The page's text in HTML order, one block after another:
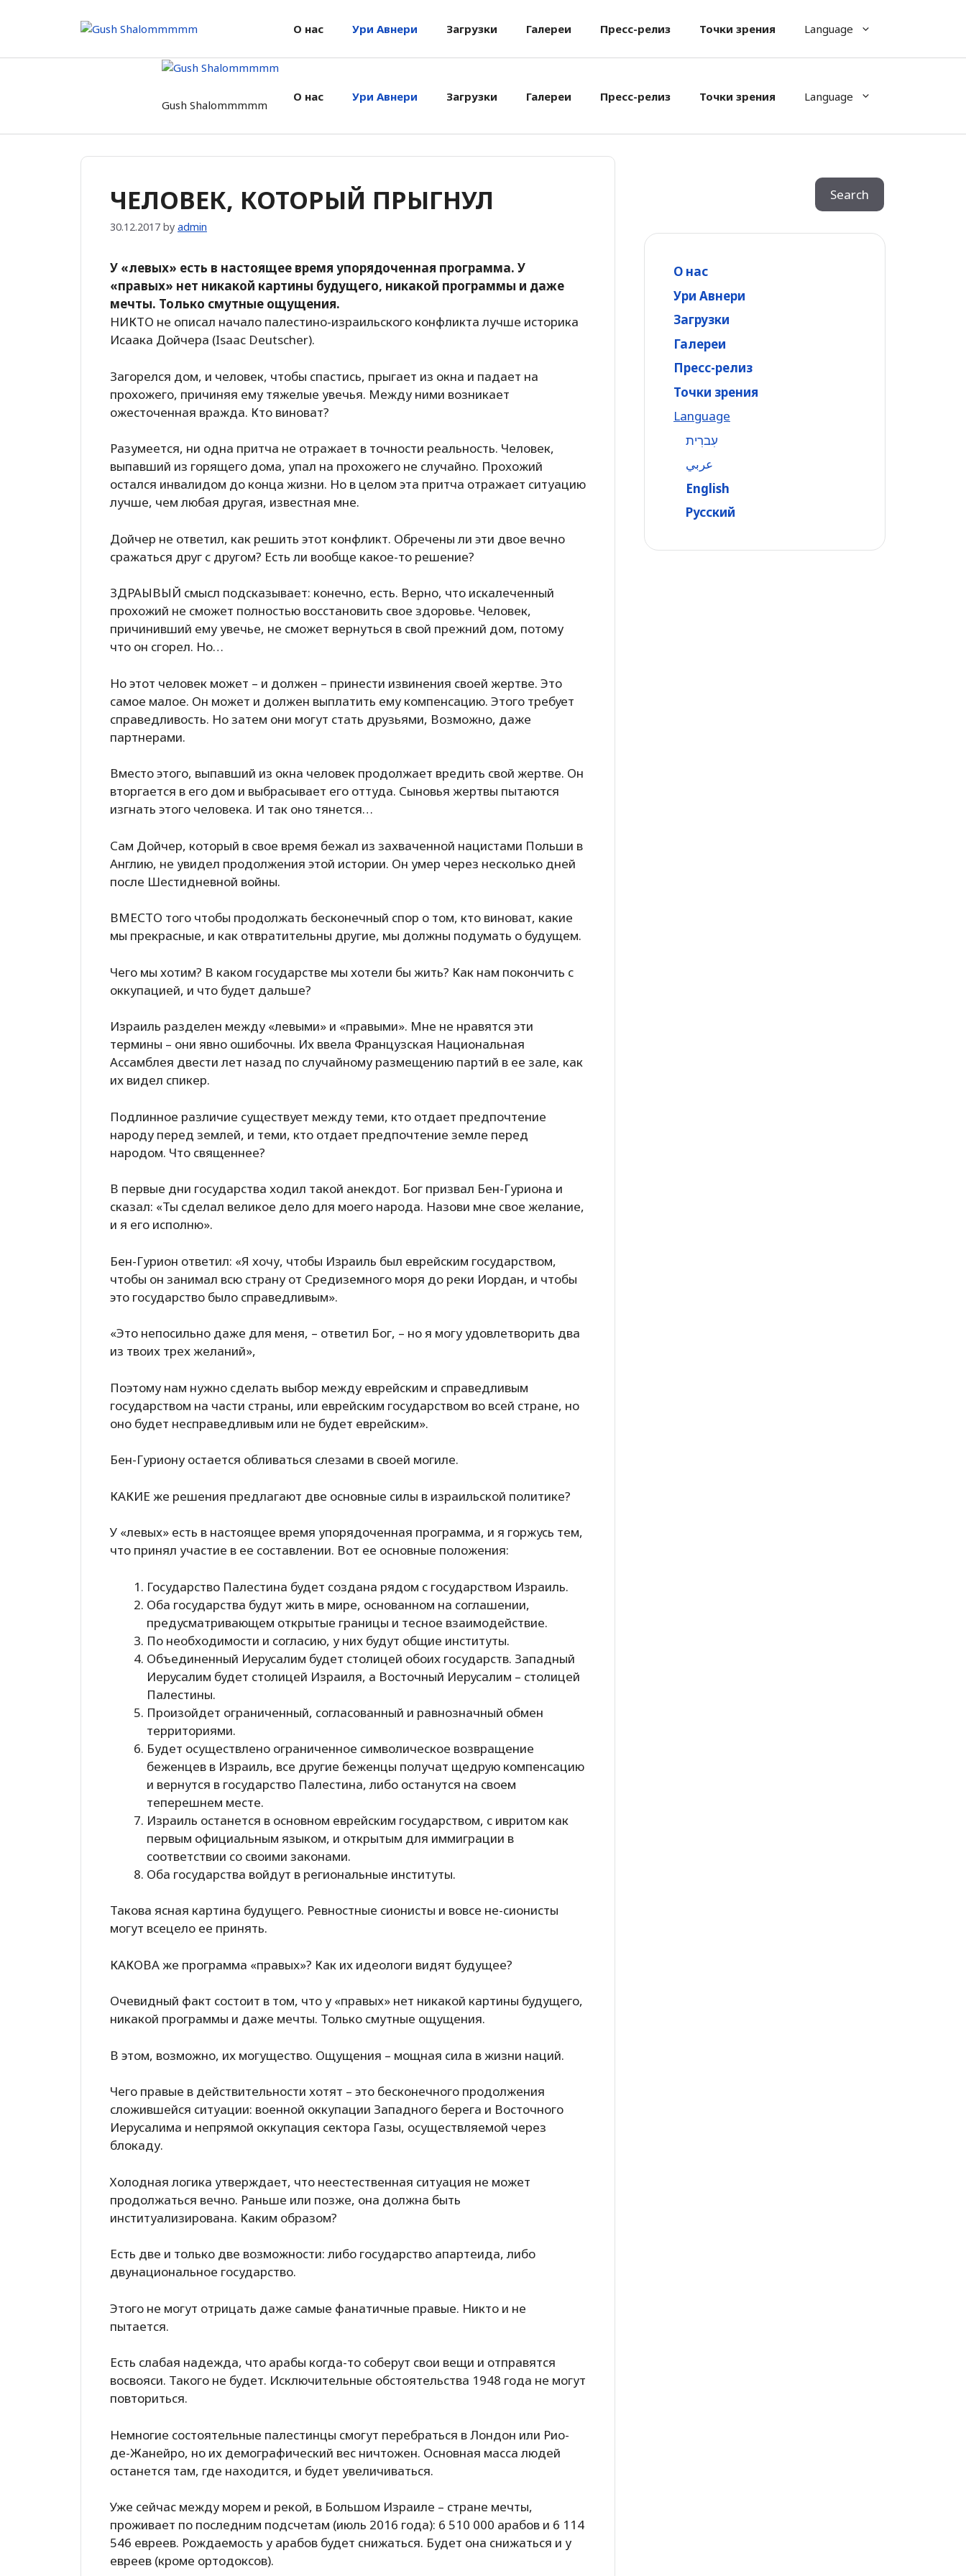
О нас Ури Авнери Загрузки Галереи Пресс-релиз Точки зрения Language
Gush Shalommmmm
О нас Ури Авнери Загрузки Галереи Пресс-релиз Точки зрения Language
ЧЕЛОВЕК, КОТОРЫЙ ПРЫГНУЛ
30.12.2017 by admin
У «левых» есть в настоящее время упорядоченная программа. У
«правых» нет никакой картины будущего, никакой программы и даже
мечты. Только смутные ощущения.
НИКТО не описал начало палестино-израильского конфликта лучше историка
Исаака Дойчера (Isaac Deutscher).
Загорелся дом, и человек, чтобы спастись, прыгает из окна и падает на
прохожего, причиняя ему тяжелые увечья. Между ними возникает
ожесточенная вражда. Кто виноват?
Разумеется, ни одна притча не отражает в точности реальность. Человек,
выпавший из горящего дома, упал на прохожего не случайно. Прохожий
остался инвалидом до конца жизни. Но в целом эта притча отражает ситуацию
лучше, чем любая другая, известная мне.
Дойчер не ответил, как решить этот конфликт. Обречены ли эти двое вечно
сражаться друг с другом? Есть ли вообще какое-то решение?
ЗДРАЫВЫЙ смысл подсказывает: конечно, есть. Верно, что искалеченный
прохожий не сможет полностью восстановить свое здоровье. Человек,
причинивший ему увечье, не сможет вернуться в свой прежний дом, потому
что он сгорел. Но…
Но этот человек может – и должен – принести извинения своей жертве. Это
самое малое. Он может и должен выплатить ему компенсацию. Этого требует
справедливость. Но затем они могут стать друзьями, Возможно, даже
партнерами.
Вместо этого, выпавший из окна человек продолжает вредить свой жертве. Он
вторгается в его дом и выбрасывает его оттуда. Сыновья жертвы пытаются
изгнать этого человека. И так оно тянется…
Сам Дойчер, который в свое время бежал из захваченной нацистами Польши в
Англию, не увидел продолжения этой истории. Он умер через несколько дней
после Шестидневной войны.
ВМЕСТО того чтобы продолжать бесконечный спор о том, кто виноват, какие
мы прекрасные, и как отвратительны другие, мы должны подумать о будущем.
Чего мы хотим? В каком государстве мы хотели бы жить? Как нам покончить с
оккупацией, и что будет дальше?
Израиль разделен между «левыми» и «правыми». Мне не нравятся эти
термины – они явно ошибочны. Их ввела Французская Национальная
Ассамблея двести лет назад по случайному размещению партий в ее зале, как
их видел спикер.
Подлинное различие существует между теми, кто отдает предпочтение
народу перед землей, и теми, кто отдает предпочтение земле перед
народом. Что священнее?
В первые дни государства ходил такой анекдот. Бог призвал Бен-Гуриона и
сказал: «Ты сделал великое дело для моего народа. Назови мне свое желание,
и я его исполню».
Бен-Гурион ответил: «Я хочу, чтобы Израиль был еврейским государством,
чтобы он занимал всю страну от Средиземного моря до реки Иордан, и чтобы
это государство было справедливым».
«Это непосильно даже для меня, – ответил Бог, – но я могу удовлетворить два
из твоих трех желаний»,
Поэтому нам нужно сделать выбор между еврейским и справедливым
государством на части страны, или еврейским государством во всей стране, но
оно будет несправедливым или не будет еврейским».
Бен-Гуриону остается обливаться слезами в своей могиле.
КАКИЕ же решения предлагают две основные силы в израильской политике?
У «левых» есть в настоящее время упорядоченная программа, и я горжусь тем,
что принял участие в ее составлении. Вот ее основные положения:
Государство Палестина будет создана рядом с государством Израиль.
Оба государства будут жить в мире, основанном на соглашении,
предусматривающем открытые границы и тесное взаимодействие.
По необходимости и согласию, у них будут общие институты.
Объединенный Иерусалим будет столицей обоих государств. Западный
Иерусалим будет столицей Израиля, а Восточный Иерусалим – столицей
Палестины.
Произойдет ограниченный, согласованный и равнозначный обмен
территориями.
Будет осуществлено ограниченное символическое возвращение
беженцев в Израиль, все другие беженцы получат щедрую компенсацию
и вернутся в государство Палестина, либо останутся на своем
теперешнем месте.
Израиль останется в основном еврейским государством, с ивритом как
первым официальным языком, и открытым для иммиграции в
соответствии со своими законами.
Оба государства войдут в региональные институты.
Такова ясная картина будущего. Ревностные сионисты и вовсе не-сионисты
могут всецело ее принять.
КАКОВА же программа «правых»? Как их идеологи видят будущее?
Очевидный факт состоит в том, что у «правых» нет никакой картины будущего,
никакой программы и даже мечты. Только смутные ощущения.
В этом, возможно, их могущество. Ощущения – мощная сила в жизни наций.
Чего правые в действительности хотят – это бесконечного продолжения
сложившейся ситуации: военной оккупации Западного берега и Восточного
Иерусалима и непрямой оккупация сектора Газы, осуществляемой через
блокаду.
Холодная логика утверждает, что неестественная ситуация не может
продолжаться вечно. Раньше или позже, она должна быть
институализирована. Каким образом?
Есть две и только две возможности: либо государство апартеида, либо
двунациональное государство.
Этого не могут отрицать даже самые фанатичные правые. Никто и не
пытается.
Есть слабая надежда, что арабы когда-то соберут свои вещи и отправятся
восвояси. Такого не будет. Исключительные обстоятельства 1948 года не могут
повториться.
Немногие состоятельные палестинцы смогут перебраться в Лондон или Рио-
де-Жанейро, но их демографический вес ничтожен. Основная масса людей
останется там, где находится, и будет увеличиваться.
Уже сейчас между морем и рекой, в Большом Израиле – стране мечты,
проживает по последним подсчетам (июль 2016 года): 6 510 000 арабов и 6 114
546 евреев. Рождаемость у арабов будет снижаться. Будет она снижаться и у
евреев (кроме ортодоксов).
Search
О нас
Ури Авнери
Загрузки
Галереи
Пресс-релиз
Точки зрения
Language
עִברִית
عربي
English
Русский